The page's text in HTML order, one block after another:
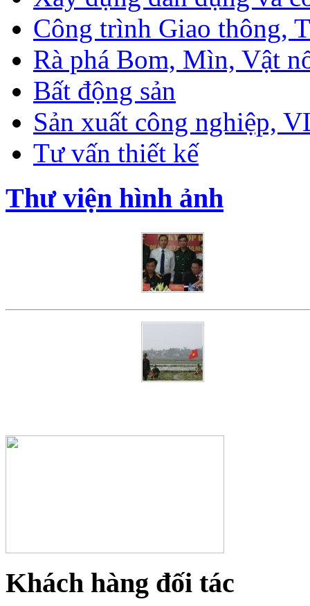
Công trình Giao thông,
Rà phá Bom, Mìn, Vật
Bất động sản
Sản xuất công nghiệp,
Tư vấn thiết kế
Thư viện hình ảnh
Khách hàng đối tác